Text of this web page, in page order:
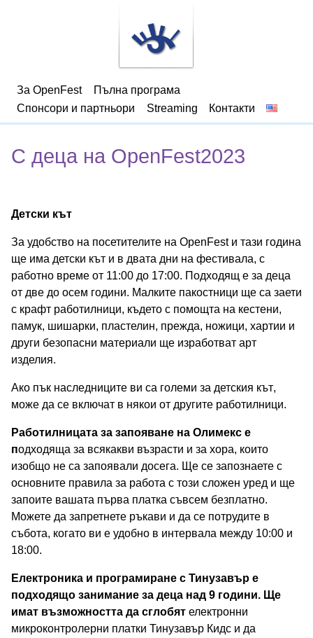
За OpenFest
Пълна програма
Спонсори и партньори
Streaming Контакти
С деца на OpenFest2023
Детски кът
За удобство на посетителите на OpenFest и тази година
ще има детски кът и в двата дни на фестивала, с
работно време от 11:00 до 17:00. Подходящ е за деца
от две до осем години. Малките пакостници ще са заети
с крафт работилници, където с помощта на кестени,
памук, шишарки, пластелин, прежда, ножици, хартии и
други безопасни материали ще изработват арт
изделия.
Ако пък наследниците ви са големи за детския кът,
може да се включат в някои от другите работилници.
Работилницата за запояване на Олимекс е
подходяща за всякакви възрасти и за хора, които
изобщо не са запоявали досега. Ще се запознаете с
основните правила за работа с този сложен уред и ще
запоите вашата първа платка съвсем безплатно.
Можете да запретнете ръкави и да се потрудите в
събота, когато ви е удобно в интервала между 10:00 и
18:00.
Електроника и програмиране с Тинузавър е
подходящо занимание за деца над 9 години. Ще
имат възможността да сглобят електронни
микроконтролерни платки Тинузавър Кидс и да